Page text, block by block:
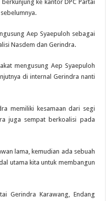
ke kantor DPC Partai
Aep Syaepuloh sebagai
Nasdem dan Gerindra.
mengusung Aep Syaepuloh
di internal Gerindra nanti
memiliki kesamaan dari segi
juga sempat berkoalisi pada
lama, kemudian ada sebuah
utama kita untuk membangun
Gerindra Karawang, Endang